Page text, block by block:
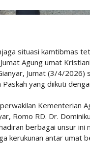
situasi kamtibmas
Agung umat
Jumat (3/4/
yang diikuti
Kementerian
Romo RD. Dr.
berbagai unsur
kerukunan antar umat